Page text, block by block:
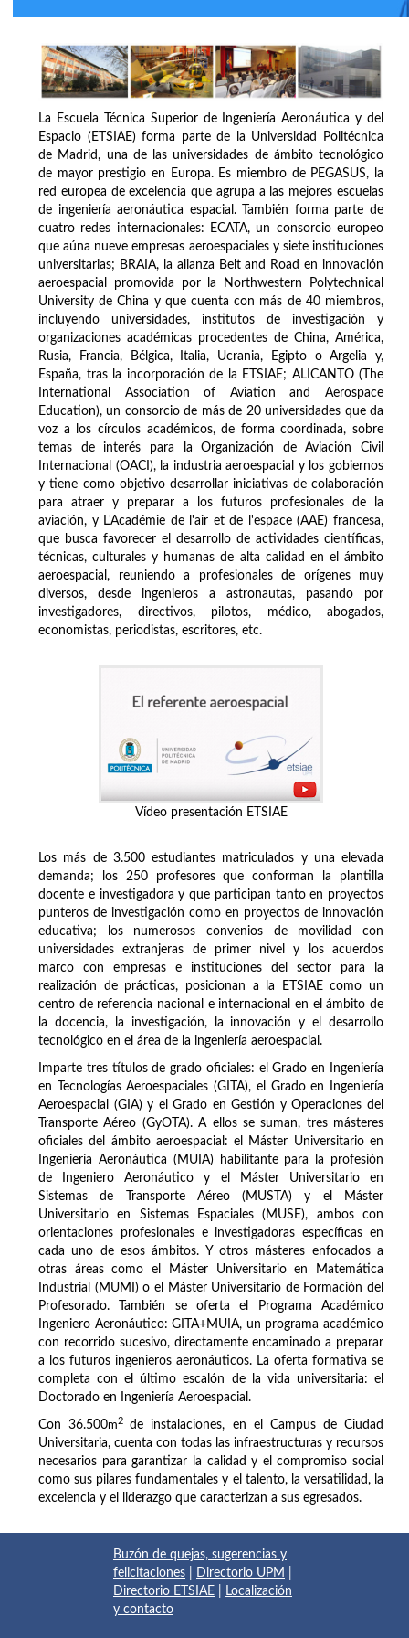
La Escuela Técnica Superior de Ingeniería Aeronáutica y del
Espacio (ETSIAE) forma parte de la Universidad Politécnica
de Madrid, una de las universidades de ámbito tecnológico
de mayor prestigio en Europa. Es miembro de PEGASUS, la
red europea de excelencia que agrupa a las mejores escuelas
de ingeniería aeronáutica espacial. También forma parte de
cuatro redes internacionales: ECATA, un consorcio europeo
que aúna nueve empresas aeroespaciales y siete instituciones
universitarias; BRAIA, la alianza Belt and Road en innovación
aeroespacial promovida por la Northwestern Polytechnical
University de China y que cuenta con más de 40 miembros,
incluyendo universidades, institutos de investigación y
organizaciones académicas procedentes de China, América,
Rusia, Francia, Bélgica, Italia, Ucrania, Egipto o Argelia y,
España, tras la incorporación de la ETSIAE; ALICANTO (The
International Association of Aviation and Aerospace
Education), un consorcio de más de 20 universidades que da
voz a los círculos académicos, de forma coordinada, sobre
temas de interés para la Organización de Aviación Civil
Internacional (OACI), la industria aeroespacial y los gobiernos
y tiene como objetivo desarrollar iniciativas de colaboración
para atraer y preparar a los futuros profesionales de la
aviación, y L'Académie de l'air et de l'espace (AAE) francesa,
que busca favorecer el desarrollo de actividades científicas,
técnicas, culturales y humanas de alta calidad en el ámbito
aeroespacial, reuniendo a profesionales de orígenes muy
diversos, desde ingenieros a astronautas, pasando por
investigadores, directivos, pilotos, médico, abogados,
economistas, periodistas, escritores, etc.
Vídeo presentación ETSIAE
Los más de 3.500 estudiantes matriculados y una elevada
demanda; los 250 profesores que conforman la plantilla
docente e investigadora y que participan tanto en proyectos
punteros de investigación como en proyectos de innovación
educativa; los numerosos convenios de movilidad con
universidades extranjeras de primer nivel y los acuerdos
marco con empresas e instituciones del sector para la
realización de prácticas, posicionan a la ETSIAE como un
centro de referencia nacional e internacional en el ámbito de
la docencia, la investigación, la innovación y el desarrollo
tecnológico en el área de la ingeniería aeroespacial.
Imparte tres títulos de grado oficiales: el Grado en Ingeniería
en Tecnologías Aeroespaciales (GITA), el Grado en Ingeniería
Aeroespacial (GIA) y el Grado en Gestión y Operaciones del
Transporte Aéreo (GyOTA). A ellos se suman, tres másteres
oficiales del ámbito aeroespacial: el Máster Universitario en
Ingeniería Aeronáutica (MUIA) habilitante para la profesión
de Ingeniero Aeronáutico y el Máster Universitario en
Sistemas de Transporte Aéreo (MUSTA) y el Máster
Universitario en Sistemas Espaciales (MUSE), ambos con
orientaciones profesionales e investigadoras específicas en
cada uno de esos ámbitos. Y otros másteres enfocados a
otras áreas como el Máster Universitario en Matemática
Industrial (MUMI) o el Máster Universitario de Formación del
Profesorado. También se oferta el Programa Académico
Ingeniero Aeronáutico: GITA+MUIA, un programa académico
con recorrido sucesivo, directamente encaminado a preparar
a los futuros ingenieros aeronáuticos. La oferta formativa se
completa con el último escalón de la vida universitaria: el
Doctorado en Ingeniería Aeroespacial.
Con 36.500m2
de instalaciones, en el Campus de Ciudad
Universitaria, cuenta con todas las infraestructuras y recursos
necesarios para garantizar la calidad y el compromiso social
como sus pilares fundamentales y el talento, la versatilidad, la
excelencia y el liderazgo que caracterizan a sus egresados.
Buzón de quejas, sugerencias y
felicitaciones
Directorio UPM
Directorio ETSIAE
Localización
y contacto